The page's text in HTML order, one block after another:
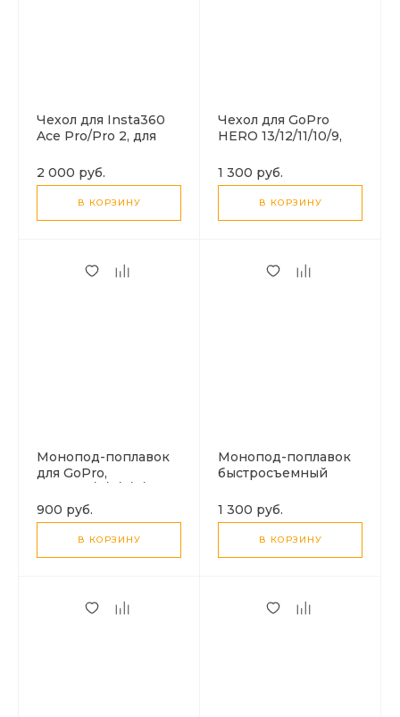
Чехол для Insta360
Ace Pro/Pro 2, для
погружение,
вакуумный, PULUZ
2 000 руб.
В КОРЗИНУ
Чехол для GoPro
HERO 13/12/11/10/9,
погружение,
вакуумный, PULUZ
1 300 руб.
В КОРЗИНУ
Монопод-поплавок
для GoPro,
др. аксессуаров,
PULUZ, черный с
синим
900 руб.
В КОРЗИНУ
Монопод-поплавок
быстросъемный
GoPro,
HERO10/9/8/7/6/5 и
аналогичных экшн
камер, телефонов,
1 300 руб.
В КОРЗИНУ